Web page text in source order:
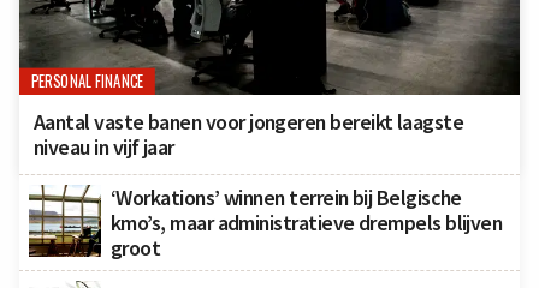
PERSONAL FINANCE
Aantal vaste banen voor jongeren bereikt laagste
niveau in vijf jaar
‘Workations’ winnen terrein bij Belgische
kmo’s, maar administratieve drempels blijven
groot